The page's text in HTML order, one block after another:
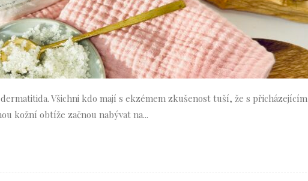
Všichni kdo mají s ekzémem zkušenost tuší, že s přicházejícím
kožní obtíže začnou nabývat na...